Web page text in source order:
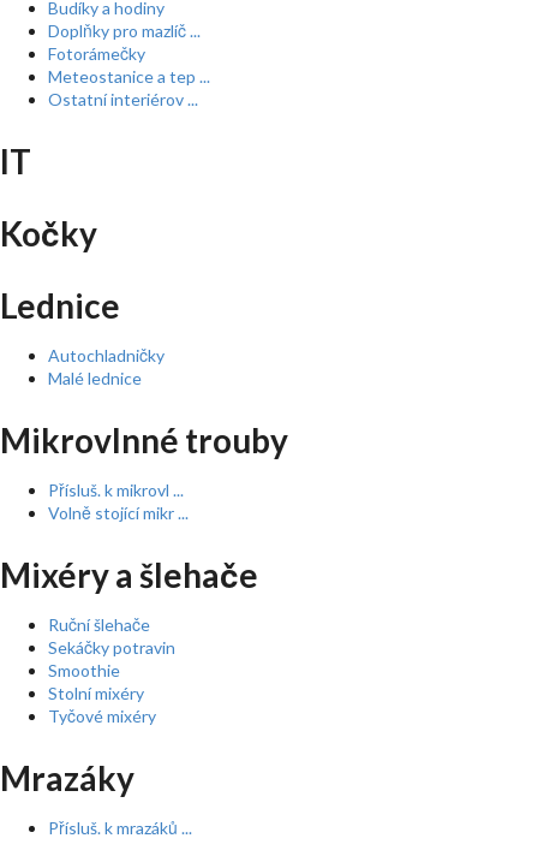
Budíky a hodiny
Doplňky pro mazlíč ...
Fotorámečky
Meteostanice a tep ...
Ostatní interiérov ...
IT
Kočky
Lednice
Autochladničky
Malé lednice
Mikrovlnné trouby
Přísluš. k mikrovl ...
Volně stojící mikr ...
Mixéry a šlehače
Ruční šlehače
Sekáčky potravin
Smoothie
Stolní mixéry
Tyčové mixéry
Mrazáky
Přísluš. k mrazáků ...